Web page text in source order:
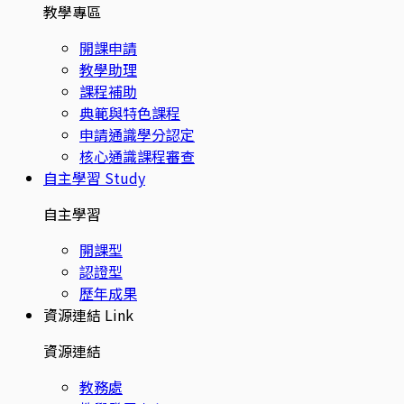
教學專區
開課申請
教學助理
課程補助
典範與特色課程
申請通識學分認定
核心通識課程審查
自主學習 Study
自主學習
開課型
認證型
歷年成果
資源連結 Link
資源連結
教務處